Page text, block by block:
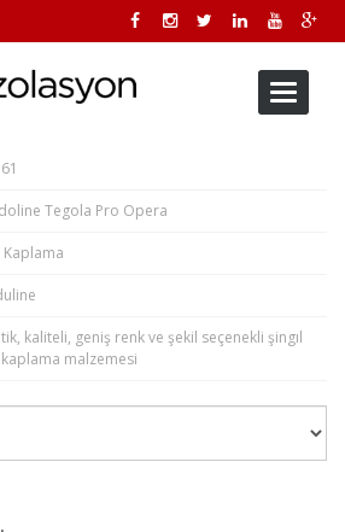
Toggle
Tegola Pro Opera
Kaplama
kaliteli, geniş renk ve şekil seçenekli şingıl
kaplama malzemesi